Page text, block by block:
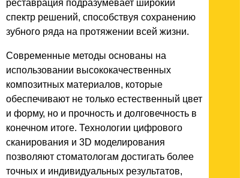
реставрация подразумевает широкий
спектр решений, способствуя сохранению
зубного ряда на протяжении всей жизни.
Современные методы основаны на
использовании высококачественных
композитных материалов, которые
обеспечивают не только естественный цвет
и форму, но и прочность и долговечность в
конечном итоге. Технологии цифрового
сканирования и 3D моделирования
позволяют стоматологам достигать более
точных и индивидуальных результатов,